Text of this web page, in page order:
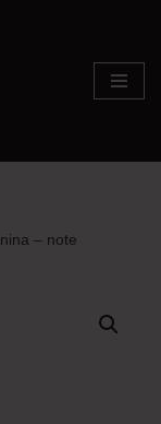
– note